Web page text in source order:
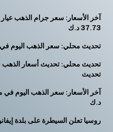
37.73 د.ك
تحديث محلي: سعر الذهب اليوم في السالمية:
تحديث محلي: تحديث أسعار
تحديث
د.ك
روسيا تعلن السيطرة على بلدة